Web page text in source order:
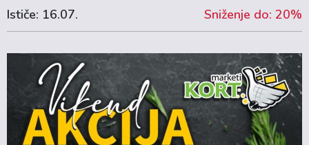
Ističe: 16.07. Sniženje do: 20%